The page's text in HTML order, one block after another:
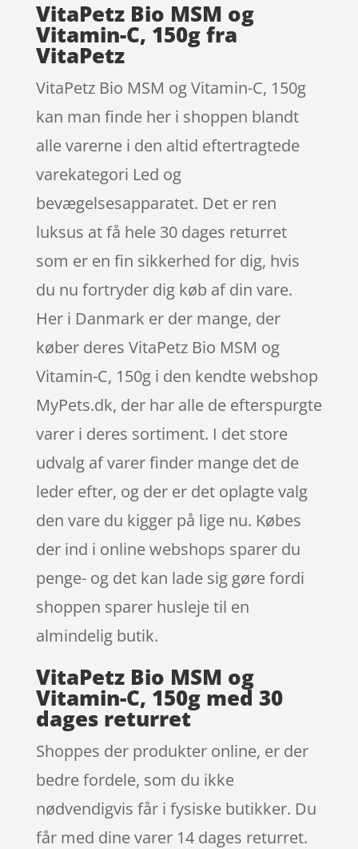
VitaPetz Bio MSM og
Vitamin-C, 150g fra
VitaPetz
VitaPetz Bio MSM og Vitamin-C, 150g
kan man finde her i shoppen blandt
alle varerne i den altid eftertragtede
varekategori Led og
bevægelsesapparatet. Det er ren
luksus at få hele 30 dages returret
som er en fin sikkerhed for dig, hvis
du nu fortryder dig køb af din vare.
Her i Danmark er der mange, der
køber deres VitaPetz Bio MSM og
Vitamin-C, 150g i den kendte webshop
MyPets.dk, der har alle de efterspurgte
varer i deres sortiment. I det store
udvalg af varer finder mange det de
leder efter, og der er det oplagte valg
den vare du kigger på lige nu. Købes
der ind i online webshops sparer du
penge- og det kan lade sig gøre fordi
shoppen sparer husleje til en
almindelig butik.
VitaPetz Bio MSM og
Vitamin-C, 150g med 30
dages returret
Shoppes der produkter online, er der
bedre fordele, som du ikke
nødvendigvis får i fysiske butikker. Du
får med dine varer 14 dages returret.